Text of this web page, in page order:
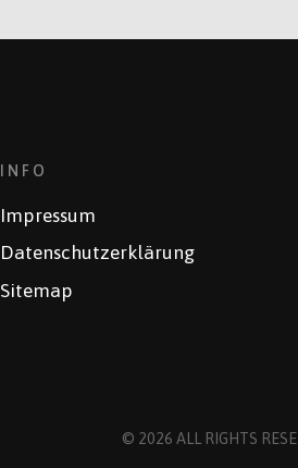
INFO
Impressum
Datenschutzerklärung
Sitemap
© 2026 ALL RIGHTS